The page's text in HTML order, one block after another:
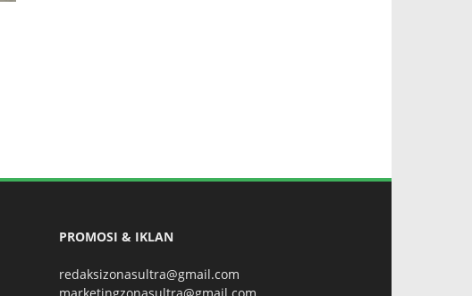
PROMOSI & IKLAN
redaksizonasultra@gmail.com